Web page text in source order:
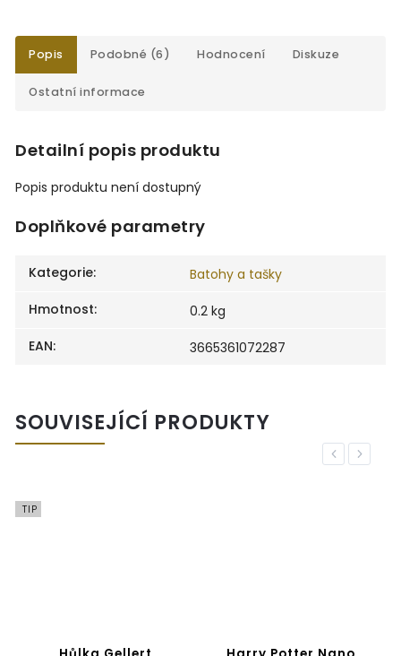
Popis Podobné (6) Hodnocení Diskuze
Ostatní informace
Detailní popis produktu
Popis produktu není dostupný
Doplňkové parametry
Kategorie:
Batohy a tašky
Hmotnost:
0.2 kg
EAN: 3665361072287
SOUVISEJÍCÍ PRODUKTY
Previous
TIP
Next